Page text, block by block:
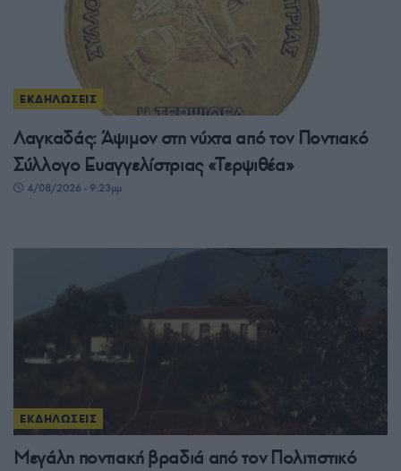
ΕΚΔΗΛΩΣΕΙΣ
Λαγκαδάς: Άψιμον στη νύχτα από τον Ποντιακό
Σύλλογο Ευαγγελίστριας «Τερψιθέα»
4/08/2026 - 9:23μμ
ΕΚΔΗΛΩΣΕΙΣ
Μεγάλη ποντιακή βραδιά από τον Πολιτιστικό